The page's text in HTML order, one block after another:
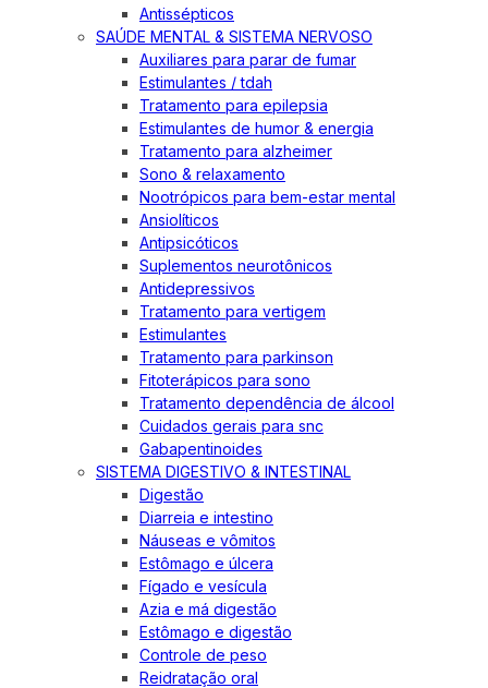
Antissépticos
SAÚDE MENTAL & SISTEMA NERVOSO
Auxiliares para parar de fumar
Estimulantes / tdah
Tratamento para epilepsia
Estimulantes de humor & energia
Tratamento para alzheimer
Sono & relaxamento
Nootrópicos para bem-estar mental
Ansiolíticos
Antipsicóticos
Suplementos neurotônicos
Antidepressivos
Tratamento para vertigem
Estimulantes
Tratamento para parkinson
Fitoterápicos para sono
Tratamento dependência de álcool
Cuidados gerais para snc
Gabapentinoides
SISTEMA DIGESTIVO & INTESTINAL
Digestão
Diarreia e intestino
Náuseas e vômitos
Estômago e úlcera
Fígado e vesícula
Azia e má digestão
Estômago e digestão
Controle de peso
Reidratação oral